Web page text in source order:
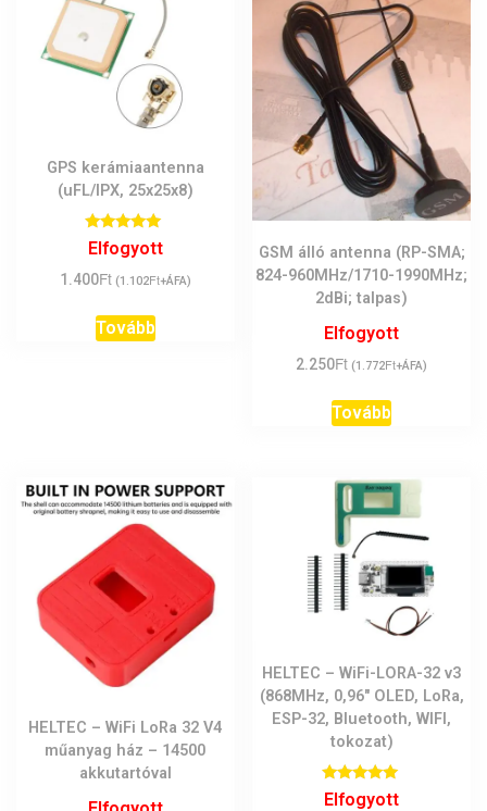
GPS kerámiaantenna
(uFL/IPX, 25x25x8)
Értékelés:
5.00
Elfogyott
1.400Ft (1.102Ft+ÁFA)
Tovább
GSM álló antenna (RP-SMA;
824-960MHz/1710-1990MHz;
2dBi; talpas)
Elfogyott
2.250Ft (1.772Ft+ÁFA)
Tovább
HELTEC – WiFi LoRa 32 V4
műanyag ház – 14500
akkutartóval
HELTEC – WiFi-LORA-32 v3
(868MHz, 0,96″ OLED, LoRa,
ESP-32, Bluetooth, WIFI,
tokozat)
Értékelés:
5.00
Elfogyott